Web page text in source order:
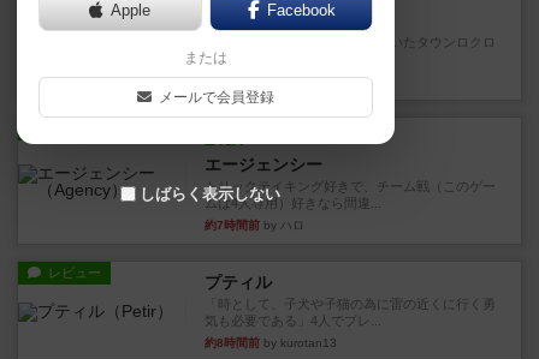
カブラン
以前オインクゲームスから出ていたタウンロクロ
クというゲームのリメイク版...
約4時間前by ぽっぽーくるっぽー
エージェンシー
トリックテイキング好きで、チーム戦（このゲー
ムは4人専用）好きなら間違...
約7時間前 by ハロ
レビュー プティル
「時として、子犬や子猫の為に雷の近くに行く勇
気も必要である」4人でプレ...
約8時間前 by kurotan13
Apple Facebook
または
メールで会員登録
しばらく表示しない